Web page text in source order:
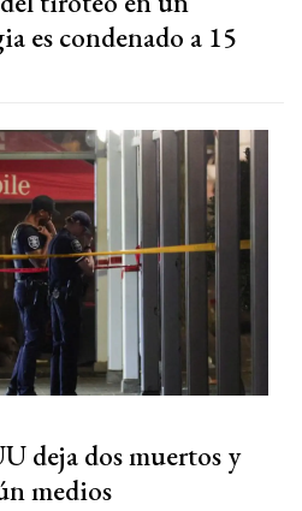
es condenado a 15
deja dos muertos y
medios